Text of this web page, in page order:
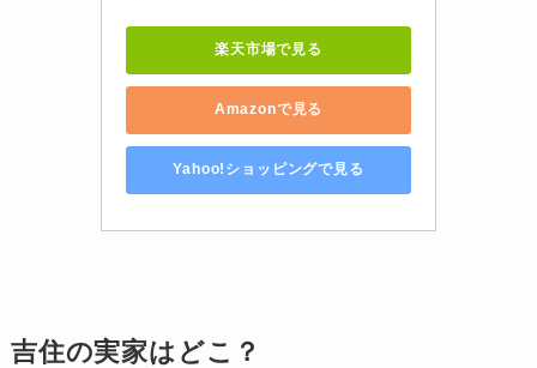
楽天市場で見る
Amazonで見る
Yahoo!ショッピングで見る
吉住の実家はどこ？